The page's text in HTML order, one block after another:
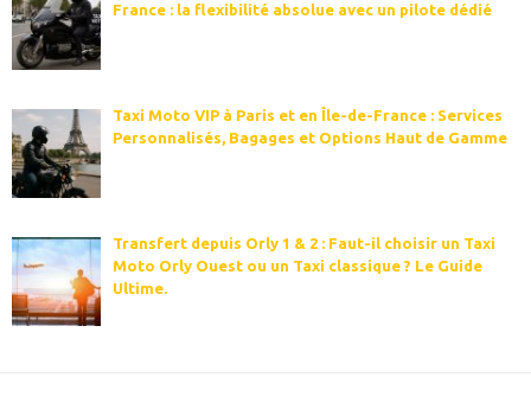
France : la flexibilité absolue avec un pilote dédié
Taxi Moto VIP à Paris et en Île-de-France : Services
Personnalisés, Bagages et Options Haut de Gamme
Transfert depuis Orly 1 & 2 : Faut-il choisir un Taxi
Moto Orly Ouest ou un Taxi classique ? Le Guide
Ultime.